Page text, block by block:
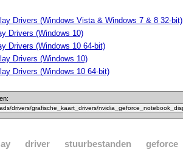
Drivers (Windows Vista & Windows 7 & 8 32-bit)
Drivers (Windows 10)
Drivers (Windows 10 64-bit)
Drivers (Windows 10)
Drivers (Windows 10 64-bit)
driver stuurbestanden geforce